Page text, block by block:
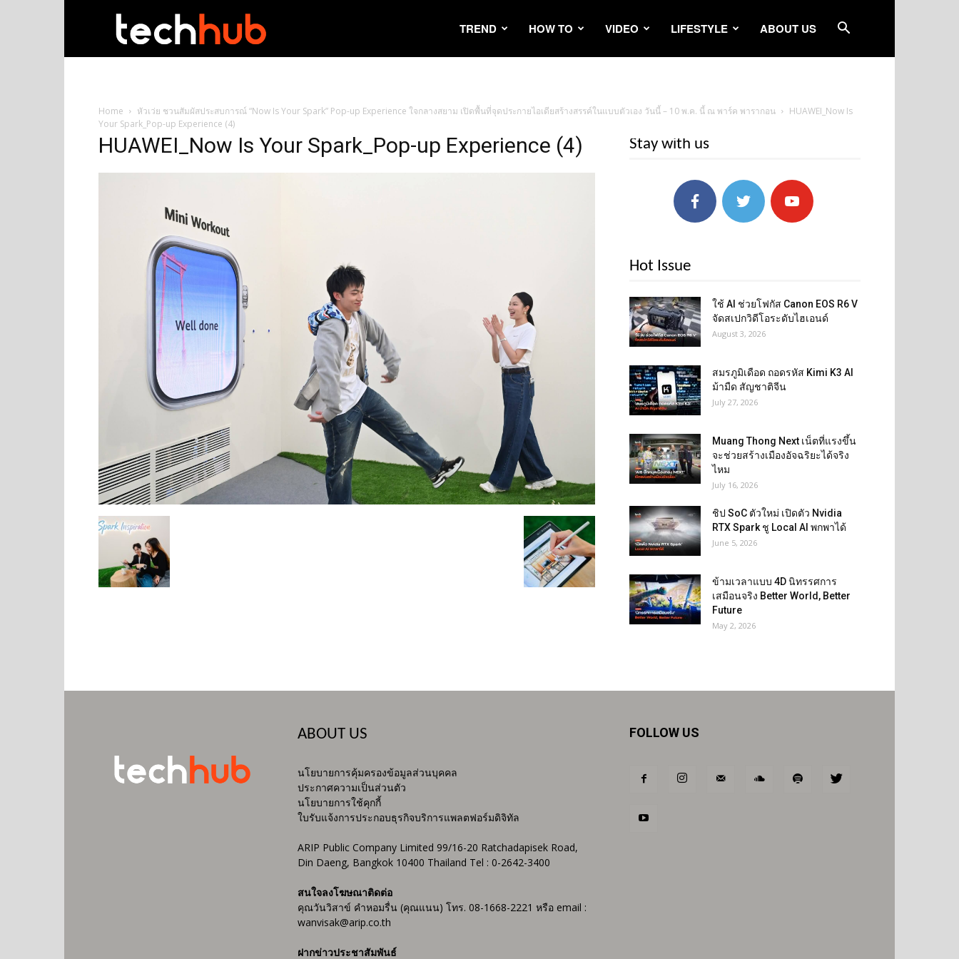
TREND HOW TO VIDEO LIFESTYLE ABOUT US
Home หัวเว่ย ชวนสัมผัสประสบการณ์ “Now Is Your Spark” Pop-up Experience ใจกลางสยาม เปิดพื้นที่จุดประกายไอเดียสร้างสรรค์ในแบบตัวเอง วันนี้ – 10 พ.ค. นี้ ณ พาร์ค พารากอน
HUAWEI_Now Is
Your Spark_Pop-up Experience (4)
HUAWEI_Now Is Your Spark_Pop-up Experience (4) Stay with us
Hot Issue
ใช้ AI ช่วยโฟกัส Canon EOS R6 V
จัดสเปกวิดีโอระดับไฮเอนด์
August 3, 2026
สมรภูมิเดือด ถอดรหัส Kimi K3 AI
ม้ามืด สัญชาติจีน
July 27, 2026
Muang Thong Next เน็ตที่แรงขึ้น
จะช่วยสร้างเมืองอัจฉริยะได้จริง
ไหม
July 16, 2026
ชิป SoC ตัวใหม่ เปิดตัว Nvidia
RTX Spark ชู Local AI พกพาได้
June 5, 2026
ข้ามเวลาแบบ 4D นิทรรศการ
เสมือนจริง Better World, Better
Future
May 2, 2026
ABOUT US
นโยบายการคุ้มครองข้อมูลส่วนบุคคล
ประกาศความเป็นส่วนตัว
นโยบายการใช้คุกกี้
ใบรับแจ้งการประกอบธุรกิจบริการแพลตฟอร์มดิจิทัล
ARIP Public Company Limited 99/16-20 Ratchadapisek Road,
Din Daeng, Bangkok 10400 Thailand Tel : 0-2642-3400
สนใจลงโฆษณาติดต่อ
คุณวันวิสาข์ คำหอมรื่น (คุณแนน) โทร. 08-1668-2221 หรือ email :
wanvisak@arip.co.th
ฝากข่าวประชาสัมพันธ์
FOLLOW US